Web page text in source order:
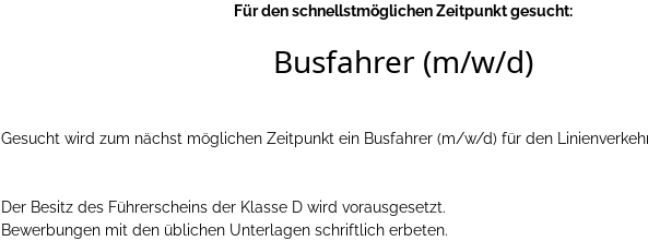
Für den schnellstmöglichen Zeitpunkt gesucht:
Busfahrer (m/w/d)
Gesucht wird zum nächst möglichen Zeitpunkt ein Busfahrer (m/w/d) für den
Der Besitz des Führerscheins der Klasse D wird vorausgesetzt.
Bewerbungen mit den üblichen Unterlagen schriftlich erbeten.